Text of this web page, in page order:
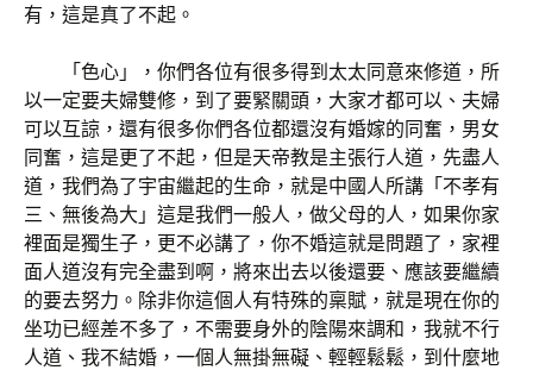
有，這是真了不起。
「色心」，你們各位有很多得到太太同意來修道，所
以一定要夫婦雙修，到了要緊關頭，大家才都可以、夫婦
可以互諒，還有很多你們各位都還沒有婚嫁的同奮，男女
同奮，這是更了不起，但是天帝教是主張行人道，先盡人
道，我們為了宇宙繼起的生命，就是中國人所講「不孝有
三、無後為大」這是我們一般人，做父母的人，如果你家
裡面是獨生子，更不必講了，你不婚這就是問題了，家裡
面人道沒有完全盡到啊，將來出去以後還要、應該要繼續
的要去努力。除非你這個人有特殊的稟賦，就是現在你的
坐功已經差不多了，不需要身外的陰陽來調和，我就不行
人道、我不結婚，一個人無掛無礙、輕輕鬆鬆，到什麼地